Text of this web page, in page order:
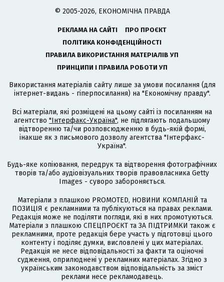
© 2005-2026, ЕКОНОМІЧНА ПРАВДА
РЕКЛАМА НА САЙТІ
ПРО ПРОЄКТ
ПОЛІТИКА КОНФІДЕНЦІЙНОСТІ
ПРАВИЛА ВИКОРИСТАННЯ МАТЕРІАЛІВ УП
ПРИНЦИПИ І ПРАВИЛА РОБОТИ УП
Використання матеріалів сайту лише за умови посилання (для
інтернет-видань - гіперпосилання) на "Економічну правду".
Всі матеріали, які розміщені на цьому сайті із посиланням на
агентство "Інтерфакс-Україна", не підлягають подальшому
відтворенню та/чи розповсюдженню в будь-якій формі,
інакше як з письмового дозволу агентства "Інтерфакс-
Україна".
Будь-яке копіювання, передрук та відтворення фотографічних
творів та/або аудіовізуальних творів правовласника Getty
Images - суворо забороняється.
Матеріали з плашкою PROMOTED, НОВИНИ КОМПАНІЙ та
ПОЗИЦІЯ є рекламними та публікуються на правах реклами.
Редакція може не поділяти погляди, які в них промотуються.
Матеріали з плашкою СПЕЦПРОЄКТ та ЗА ПІДТРИМКИ також є
рекламними, проте редакція бере участь у підготовці цього
контенту і поділяє думки, висловлені у цих матеріалах.
Редакція не несе відповідальності за факти та оціночні
судження, оприлюднені у рекламних матеріалах. Згідно з
українським законодавством відповідальність за зміст
реклами несе рекламодавець.